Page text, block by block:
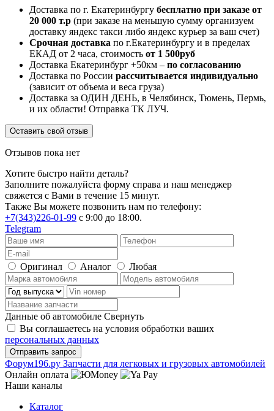
Доставка по г. Екатеринбургу бесплатно при заказе от
20 000 т.р (при заказе на меньшую сумму организуем
доставку яндекс такси либо яндекс курьер за ваш счет)
Срочная доставка по г.Екатеринбургу и в пределах
ЕКАД от 2 часа, стоимость от 1 500руб
Доставка Екатеринбург +50км – по согласованию
Доставка по России рассчитывается индивидуально
(зависит от объема и веса груза)
Доставка за ОДИН ДЕНЬ, в Челябинск, Тюмень, Пермь,
и их области! Отправка ТК ЛУЧ.
Оставить свой отзыв
Отзывов пока нет
Хотите быстро найти деталь?
Заполните пожалуйста форму справа и наш менеджер
свяжется с Вами в течение 15 минут.
Также Вы можете позвонить нам по телефону:
+7(343)226-01-99 с 9:00 до 18:00.
Telegram
Оригинал Аналог Любая
Данные об автомобиле Свернуть
Вы соглашаетесь на условия обработки ваших
персональных данных
Фoрум196.ру Запчасти для легковых и грузовых автомобилей
Онлайн оплата
Наши каналы
Каталог